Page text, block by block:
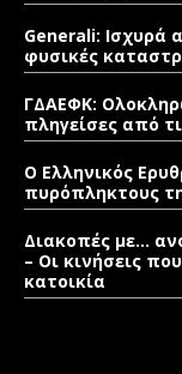
Generali: Ισχυρά
φυσικές
ΓΔΑΕΦΚ:
πληγείσες από
Ο Ελληνικός
πυρόπληκτους
Διακοπές με…
– Οι κινήσεις
κατοικία